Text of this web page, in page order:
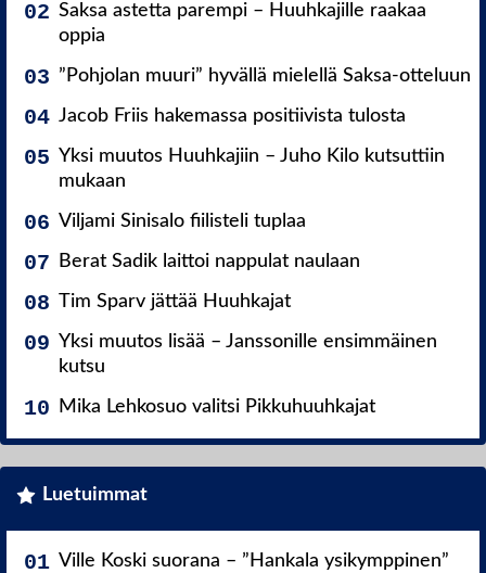
Saksa astetta parempi – Huuhkajille raakaa
oppia
”Pohjolan muuri” hyvällä mielellä Saksa-otteluun
Jacob Friis hakemassa positiivista tulosta
Yksi muutos Huuhkajiin – Juho Kilo kutsuttiin
mukaan
Viljami Sinisalo fiilisteli tuplaa
Berat Sadik laittoi nappulat naulaan
Tim Sparv jättää Huuhkajat
Yksi muutos lisää – Janssonille ensimmäinen
kutsu
Mika Lehkosuo valitsi Pikkuhuuhkajat
Luetuimmat
Ville Koski suorana – ”Hankala ysikymppinen”